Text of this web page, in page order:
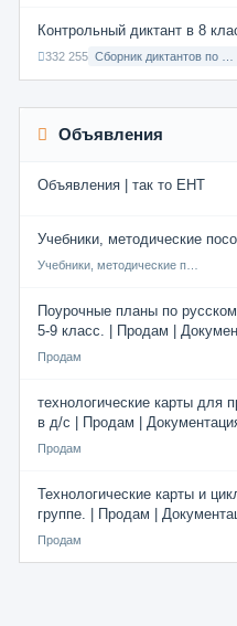
Контрольный диктант в 8
332 255
Объявления
Объявления | так то ЕНТ
Учебники, методические
Поурочные планы по
5-9 класс. | Продам |
Продам
технологические карты для
в д/с | Продам |
Продам
Технологические карты и
группе. | Продам |
Продам